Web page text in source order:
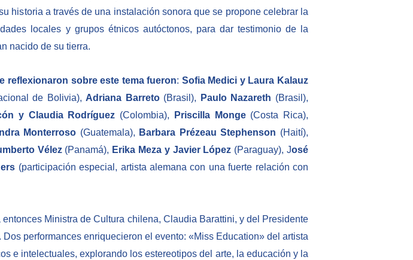
historia a través de una instalación sonora que se propone celebrar la
locales y grupos étnicos autóctonos, para dar testimonio de la
nacido de su tierra.
reflexionaron sobre este tema fueron: Sofia Medici y Laura Kalauz
de Bolivia),Adriana Barreto(Brasil), Paulo Nazareth (Brasil),
y Claudia Rodríguez (Colombia), Priscilla Monge(Costa Rica),
Monterroso (Guatemala), Barbara Prézeau Stephenson (Haití),
Vélez(Panamá), Erika Meza y Javier López (Paraguay), José
(participación especial, artista alemana con una fuerte relación con
Ministra de Cultura chilena, Claudia Barattini, y del Presidente
performances enriquecieron el evento: «Miss Education» del artista
e intelectuales, explorando los estereotipos del arte, la educación y la